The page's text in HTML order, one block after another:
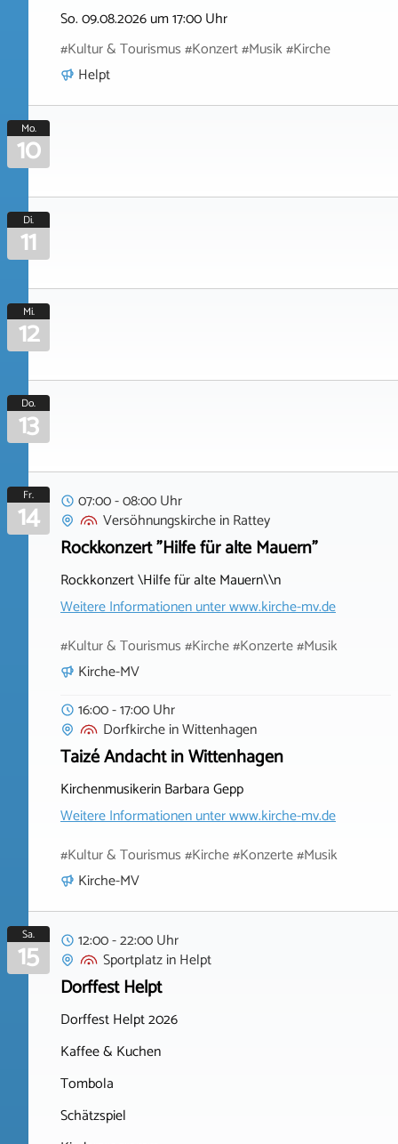
So. 09.08.2026 um 17:00 Uhr
#Kultur & Tourismus #Konzert #Musik #Kirche
Helpt
Mo.
10
Di.
11
Mi.
12
Do.
13
Fr.
14
07:00 - 08:00 Uhr
VersöhnungskircheinRattey
Rockkonzert "Hilfe für alte Mauern"
Rockkonzert \Hilfe für alte Mauern\\n
Weitere Informationen unterwww.kirche-mv.de
#Kultur & Tourismus #Kirche #Konzerte #Musik
Kirche-MV
16:00 - 17:00 Uhr
DorfkircheinWittenhagen
Taizé Andacht in Wittenhagen
Kirchenmusikerin Barbara Gepp
Weitere Informationen unterwww.kirche-mv.de
#Kultur & Tourismus #Kirche #Konzerte #Musik
Kirche-MV
Sa.
15
12:00 - 22:00 Uhr
SportplatzinHelpt
Dorffest Helpt
Dorffest Helpt 2026
Kaffee & Kuchen
Tombola
Schätzspiel